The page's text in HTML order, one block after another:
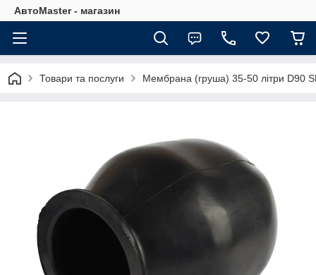
АвтоMaster - магазин
Товари та послуги Мембрана (груша) 35-50 літри D90